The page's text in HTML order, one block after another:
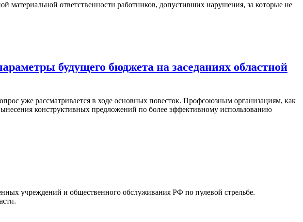
материальной ответственности работников, допустивших нарушения, за которые не
будущего бюджета на заседаниях областной
уже рассматривается в ходе основных повесток. Профсоюзным организациям, как
конструктивных предложений по более эффективному использованию
учреждений и общественного обслуживания РФ по пулевой стрельбе.